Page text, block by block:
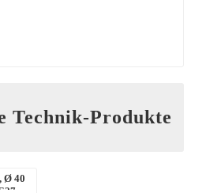
Technik-Produkte
Ø 40